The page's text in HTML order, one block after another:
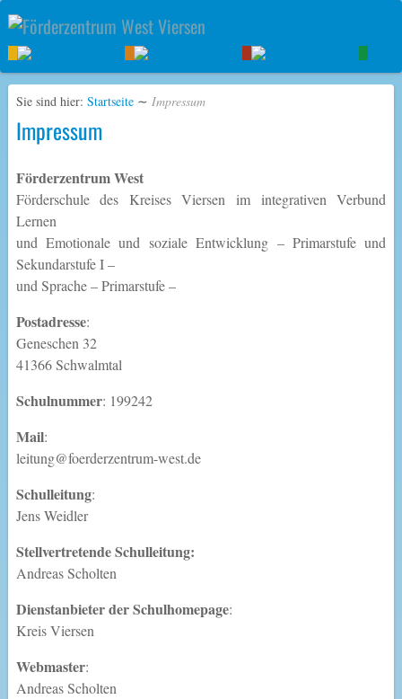
Sie sind hier: Startseite ∼ Impressum
Impressum
Förderzentrum West
Förderschule des Kreises Viersen im integrativen Verbund
Lernen
und Emotionale und soziale Entwicklung – Primarstufe und
Sekundarstufe I –
und Sprache – Primarstufe –
Postadresse:
Geneschen 32
41366 Schwalmtal
Schulnummer: 199242
Mail:
leitung@foerderzentrum-west.de
Schulleitung:
Jens Weidler
Stellvertretende Schulleitung:
Andreas Scholten
Dienstanbieter der Schulhomepage:
Kreis Viersen
Webmaster:
Andreas Scholten